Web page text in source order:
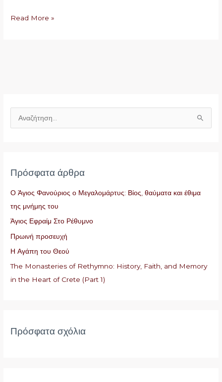
Read More »
γ
ι
α
:
Πρόσφατα άρθρα
Ο Άγιος Φανούριος ο Μεγαλομάρτυς: Βίος, θαύματα και έθιμα
της μνήμης του
Άγιος Εφραίμ Στο Ρέθυμνο
Πρωινή προσευχή
Η Αγάπη του Θεού
The Monasteries of Rethymno: History, Faith, and Memory
in the Heart of Crete (Part 1)
Πρόσφατα σχόλια